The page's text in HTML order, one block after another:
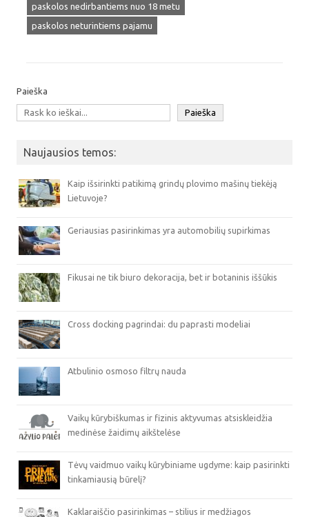
paskolos nedirbantiems nuo 18 metu
paskolos neturintiems pajamu
Paieška
Paieška
Naujausios temos:
Kaip išsirinkti patikimą grindų plovimo mašinų tiekėją
Lietuvoje?
Geriausias pasirinkimas yra automobilių supirkimas
Fikusai ne tik biuro dekoracija, bet ir botaninis iššūkis
Cross docking pagrindai: du paprasti modeliai
Atbulinio osmoso filtrų nauda
Vaikų kūrybiškumas ir fizinis aktyvumas atsiskleidžia
medinėse žaidimų aikštelėse
Tėvų vaidmuo vaikų kūrybiniame ugdyme: kaip pasirinkti
tinkamiausią būrelį?
Kaklaraiščio pasirinkimas – stilius ir medžiagos